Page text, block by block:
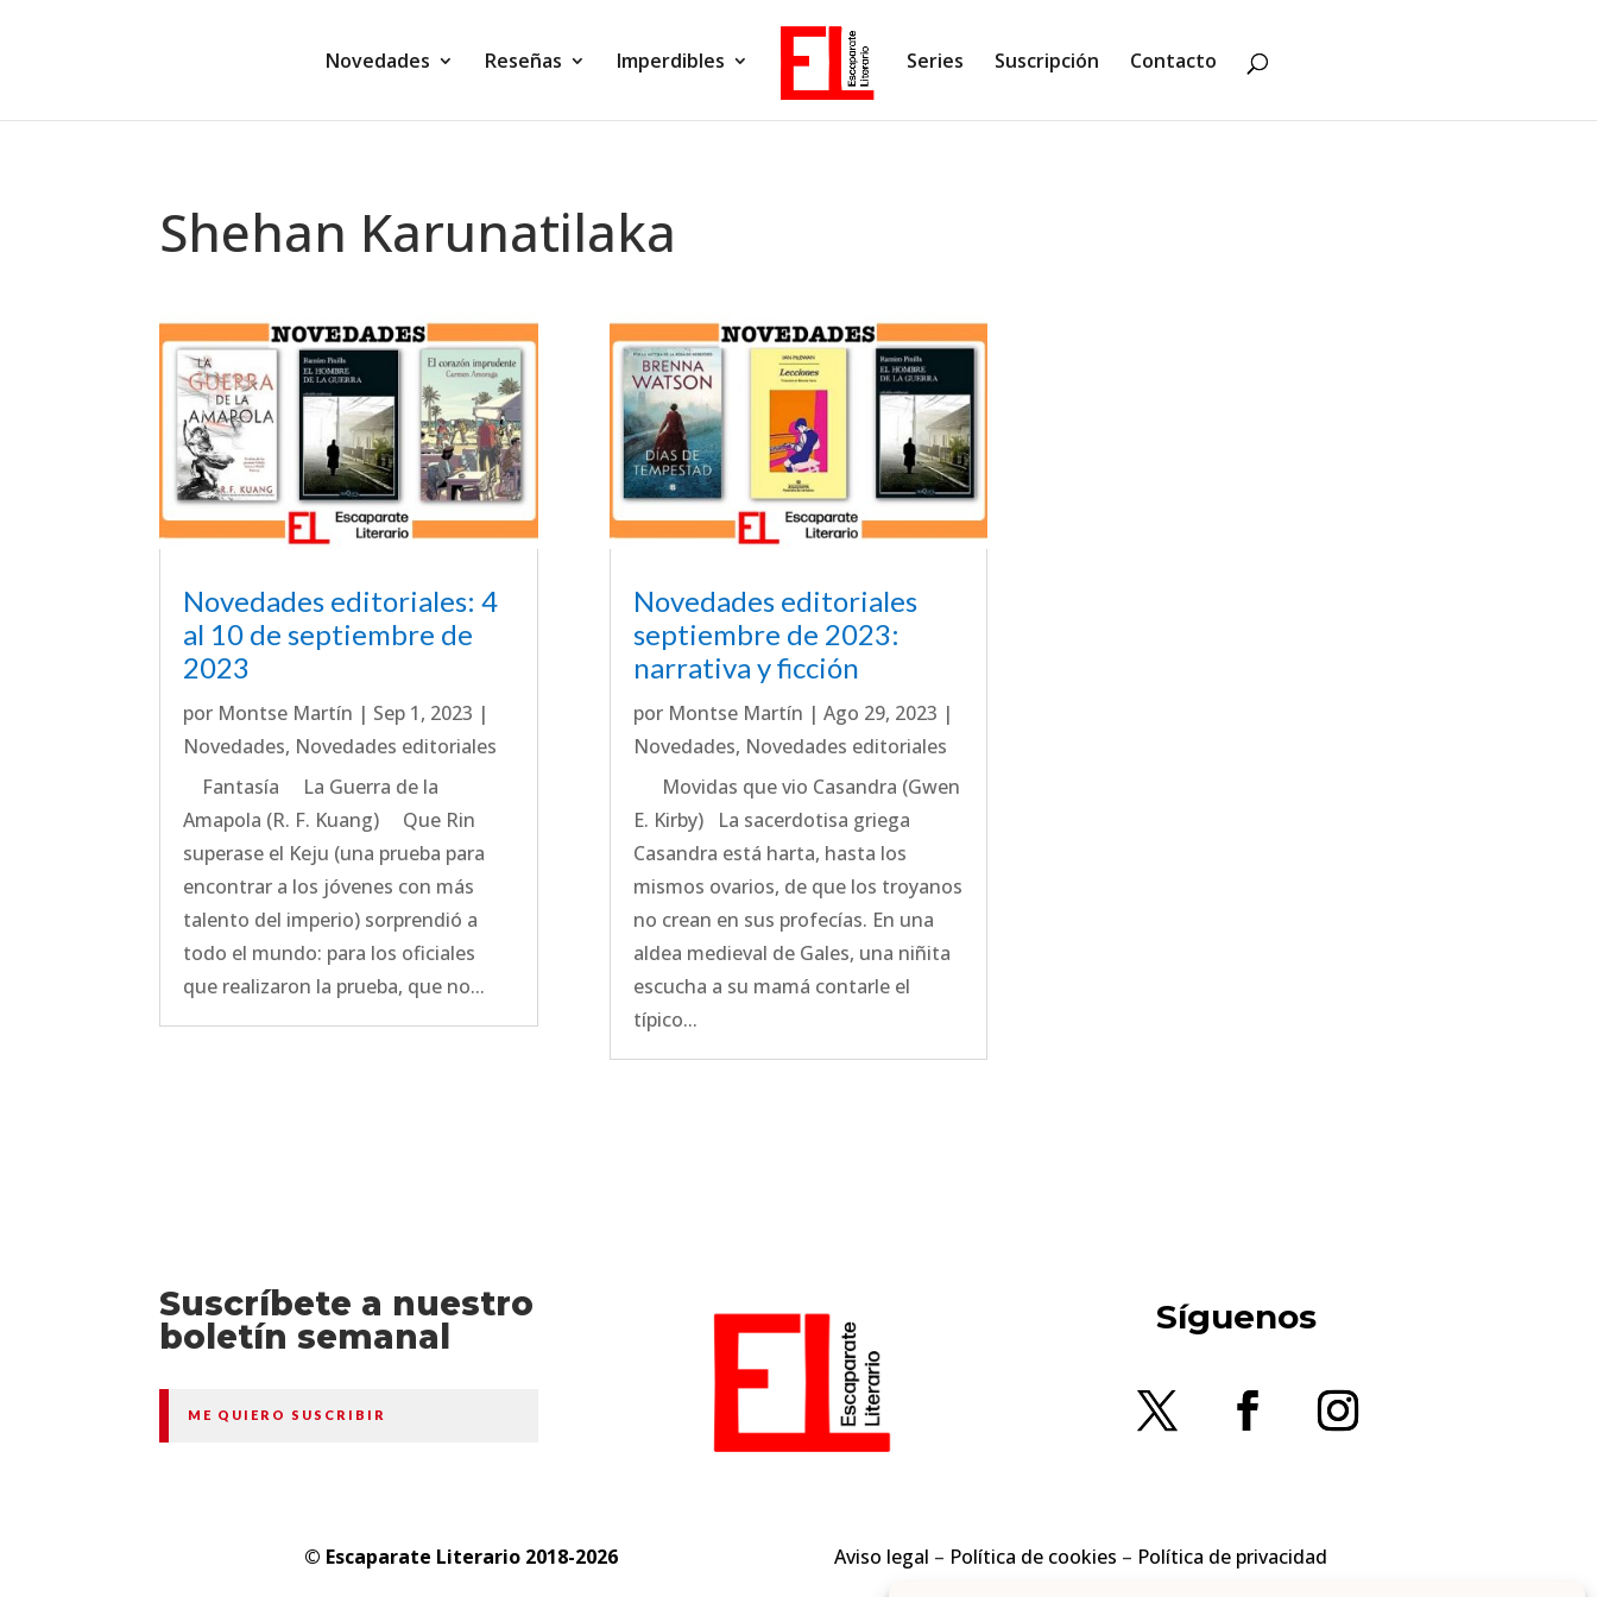
Novedades Reseñas Imperdibles Series Suscripción Contacto
Shehan Karunatilaka
Novedades editoriales: 4
al 10 de septiembre de
2023
por Montse Martín | Sep 1, 2023 |
Novedades, Novedades editoriales
Fantasía La Guerra de la
Amapola (R. F. Kuang) Que Rin
superase el Keju (una prueba para
encontrar a los jóvenes con más
talento del imperio) sorprendió a
todo el mundo: para los oficiales
que realizaron la prueba, que no...
Novedades editoriales
septiembre de 2023:
narrativa y ficción
por Montse Martín | Ago 29, 2023 |
Novedades, Novedades editoriales
Movidas que vio Casandra (Gwen
E. Kirby) La sacerdotisa griega
Casandra está harta, hasta los
mismos ovarios, de que los troyanos
no crean en sus profecías. En una
aldea medieval de Gales, una niñita
escucha a su mamá contarle el
típico...
Suscríbete a nuestro
boletín semanal
ME QUIERO SUSCRIBIR
Síguenos
© Escaparate Literario 2018-2026 Aviso legal – Política de cookies – Política de privacidad